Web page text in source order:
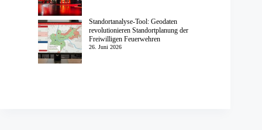
Standortanalyse-Tool: Geodaten
revolutionieren Standortplanung der
Freiwilligen Feuerwehren
26. Juni 2026